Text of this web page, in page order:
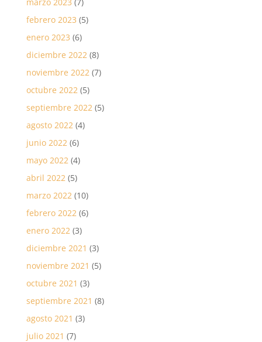
febrero 2023 (5)
enero 2023 (6)
diciembre 2022(8)
noviembre 2022(7)
octubre 2022(5)
septiembre 2022(5)
agosto 2022(4)
junio 2022(6)
mayo 2022(4)
abril 2022(5)
marzo 2022(10)
febrero 2022(6)
enero 2022(3)
diciembre 2021 (3)
noviembre 2021 (5)
octubre 2021 (3)
septiembre 2021 (8)
agosto 2021 (3)
julio 2021 (7)